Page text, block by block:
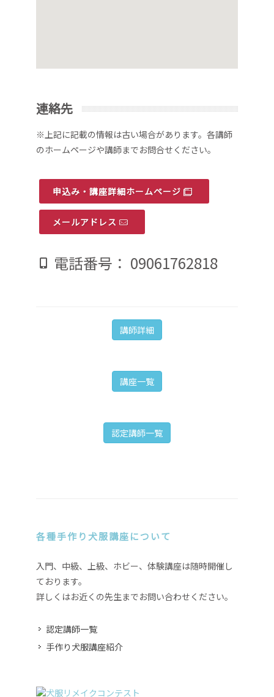
連絡先
※上記に記載の情報は古い場合があります。各講師
のホームページや講師までお問合せください。
申込み・講座詳細ホームページ
メールアドレス
電話番号： 09061762818
講師詳細
講座一覧
認定講師一覧
各種手作り犬服講座について
入門、中級、上級、ホビー、体験講座は随時開催し
ております。
詳しくはお近くの先生までお問い合わせください。
認定講師一覧
手作り犬服講座紹介